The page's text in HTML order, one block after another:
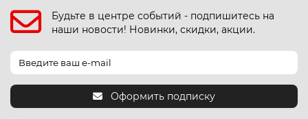
Будьте в центре событий - подпишитесь на
наши новости! Новинки, скидки, акции.
Оформить подписку